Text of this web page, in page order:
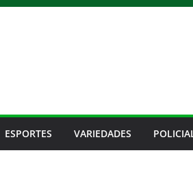
ESPORTES VARIEDADES